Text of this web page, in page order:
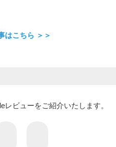
はこちら ＞＞
ビューをご紹介いたします。